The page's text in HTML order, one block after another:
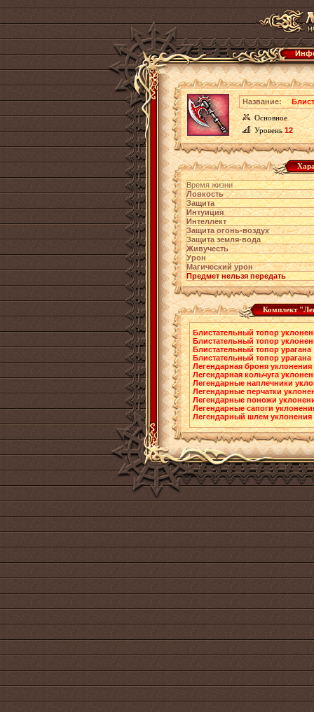
Название:
Основное
Уровень12
Время жизни
Ловкость
Защита
Интуиция
Интеллект
Защита огонь-воздух
Защита земля-вода
Живучесть
Урон
Магический урон
Предмет нельзя передать
Комплект
Блистательный топор
Блистательный топор
Блистательный топор урагана
Блистательный топор урагана
Легендарная броня уклонения
Легендарная кольчуга
Легендарные наплечники
Легендарные перчатки
Легендарные поножи
Легендарные сапоги
Легендарный шлем уклонения